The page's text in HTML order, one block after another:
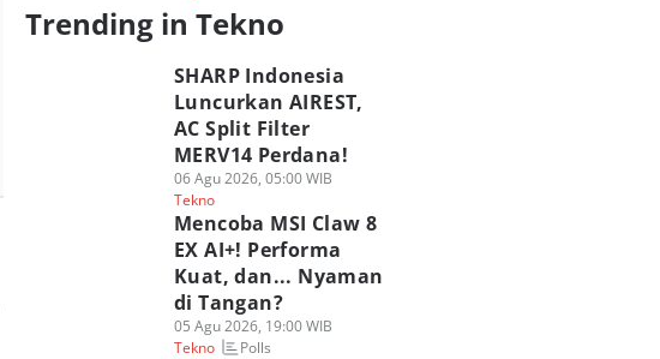
Trending in Tekno
SHARP Indonesia
Luncurkan AIREST,
AC Split Filter
MERV14 Perdana!
06 Agu 2026, 05:00 WIB
Tekno
Mencoba MSI Claw 8
EX AI+! Performa
Kuat, dan... Nyaman
di Tangan?
05 Agu 2026, 19:00 WIB
Tekno
Polls